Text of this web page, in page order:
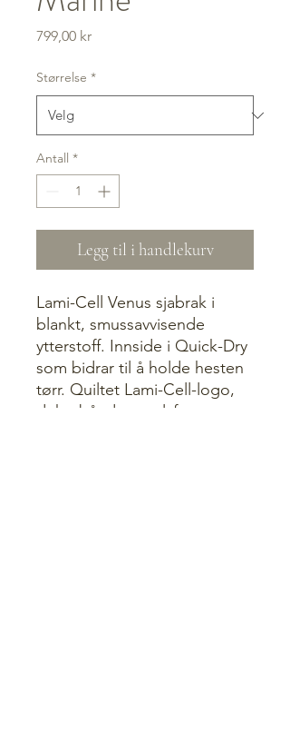
799,00 krPris
Størrelse *
Antall *
Legg til i handlekurv
Lami-Cell Venus sjabrak i
blankt, smussavvisende
ytterstoff. Innside i Quick-Dry
som bidrar til å holde hesten
tørr. Quiltet Lami-Cell-logo,
dekorbånd og sølvfarget